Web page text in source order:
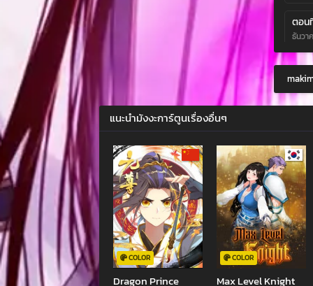
ตอน
ธันวา
ตอน
ตุลาค
ตอน
ตอน
ตุลาค
ตอน
ตุลาค
ตอน
มิถุนา
แนะนำมังงะการ์ตูนเรื่องอื่นๆ
COLOR
Dragon Prince
COLOR
Max Level Knight